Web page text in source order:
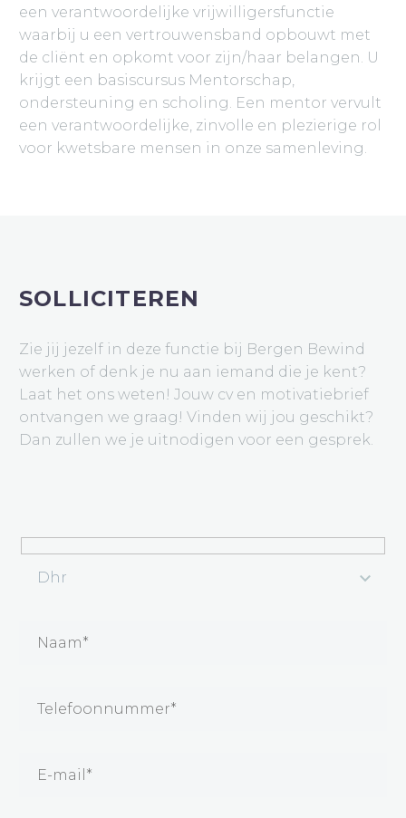
een verantwoordelijke vrijwilligersfunctie
waarbij u een vertrouwensband opbouwt met
de cliënt en opkomt voor zijn/haar belangen. U
krijgt een basiscursus Mentorschap,
ondersteuning en scholing. Een mentor vervult
een verantwoordelijke, zinvolle en plezierige rol
voor kwetsbare mensen in onze samenleving.
SOLLICITEREN
Zie jij jezelf in deze functie bij Bergen Bewind
werken of denk je nu aan iemand die je kent?
Laat het ons weten! Jouw cv en motivatiebrief
ontvangen we graag! Vinden wij jou geschikt?
Dan zullen we je uitnodigen voor een gesprek.
Hidden
fields
Dhr